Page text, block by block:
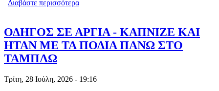
Διαβάστε περισσότερα
ΟΔΗΓΟΣ ΣΕ ΑΡΓΙΑ - ΚΑΠΝΙΖΕ ΚΑΙ
ΗΤΑΝ ΜΕ ΤΑ ΠΟΔΙΑ ΠΑΝΩ ΣΤΟ
ΤΑΜΠΛΩ
Τρίτη, 28 Ιούλη, 2026 - 19:16